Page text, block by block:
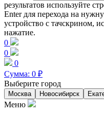
результатов используйте
Enter для перехода на
устройство с тачскрином,
нажатие.
0
0
0
Сумма: 0 ₽
Выберите город
Москва Новосибирск
Меню